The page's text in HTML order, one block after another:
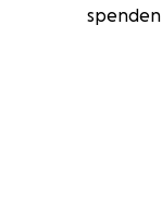
spenden